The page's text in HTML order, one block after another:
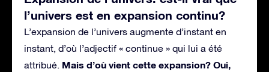
l’univers est en expansion continu?
L’expansion de l’univers augmente d’instant en
instant, d’où l’adjectif « continue » qui lui a été
attribué. Mais d’où vient cette expansion? Oui,